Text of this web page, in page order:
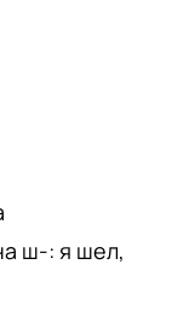
ш-: я шел,